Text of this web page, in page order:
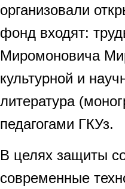
организовали
фонд входят:
Миромоновича
культурной и
литература
педагогами ГКУз.
В целях защиты
современные